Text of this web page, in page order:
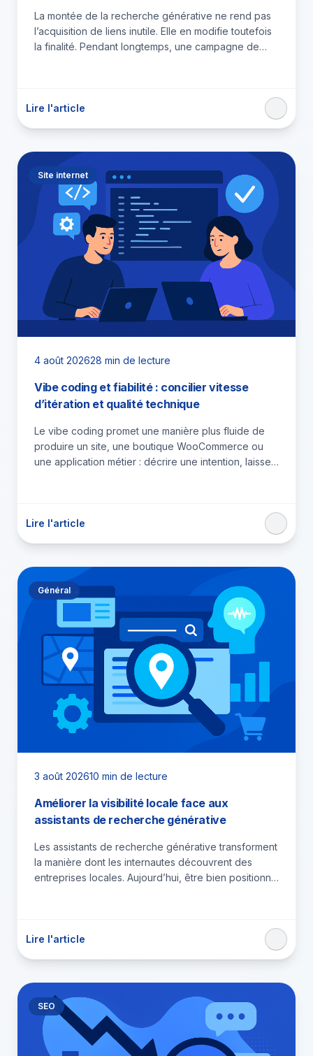
La montée de la recherche générative ne rend pas
l’acquisition de liens inutile. Elle en modifie toutefois
la finalité. Pendant longtemps, une campagne de
Lire l'article
Site internet
4 août 202628 min de lecture
Vibe coding et fiabilité : concilier vitesse
d’itération et qualité technique
Le vibe coding promet une manière plus fluide de
produire un site, une boutique WooCommerce ou
une application métier : décrire une intention, laisser
Lire l'article
Général
3 août 202610 min de lecture
Améliorer la visibilité locale face aux
assistants de recherche générative
Les assistants de recherche générative transforment
la manière dont les internautes découvrent des
entreprises locales. Aujourd’hui, être bien positionné
Lire l'article
SEO